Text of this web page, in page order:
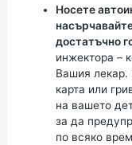
Носете
достатъчно
инжектора –
Вашия
карта или
на вашето
за да
по всяко